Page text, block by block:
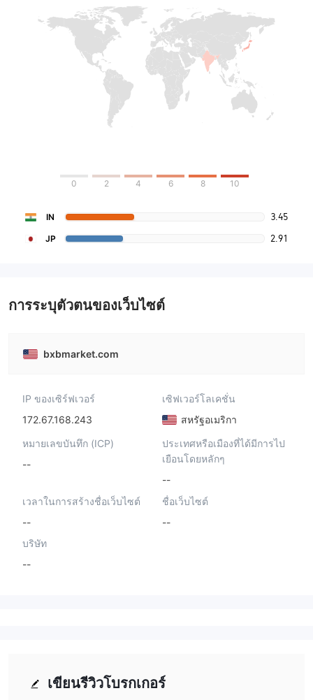
0 2 4 6 8 10
IN 3.45
JP 2.91
การระบุตัวตนของเว็บไซต์
bxbmarket.com
IP ของเซิร์ฟเวอร์
172.67.168.243
เซิฟเวอร์โลเคชั่น
สหรัฐอเมริกา
หมายเลขบันทึก (ICP)
--
ประเทศหรือเมืองที่ได้มีการไป
เยือนโดยหลักๆ
--
เวลาในการสร้างชื่อเว็บไซต์
--
ชื่อเว็บไซต์
--
บริษัท
--
เขียนรีวิวโบรกเกอร์